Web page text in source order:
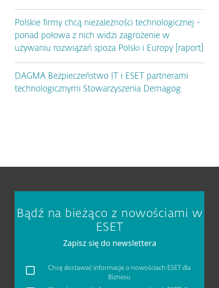
Polskie firmy chcą niezależności technologicznej -
ponad połowa z nich widzi zagrożenie w
używaniu rozwiązań spoza Polski i Europy [raport]
DAGMA Bezpieczeństwo IT i ESET partnerami
technologicznymi Stowarzyszenia Demagog